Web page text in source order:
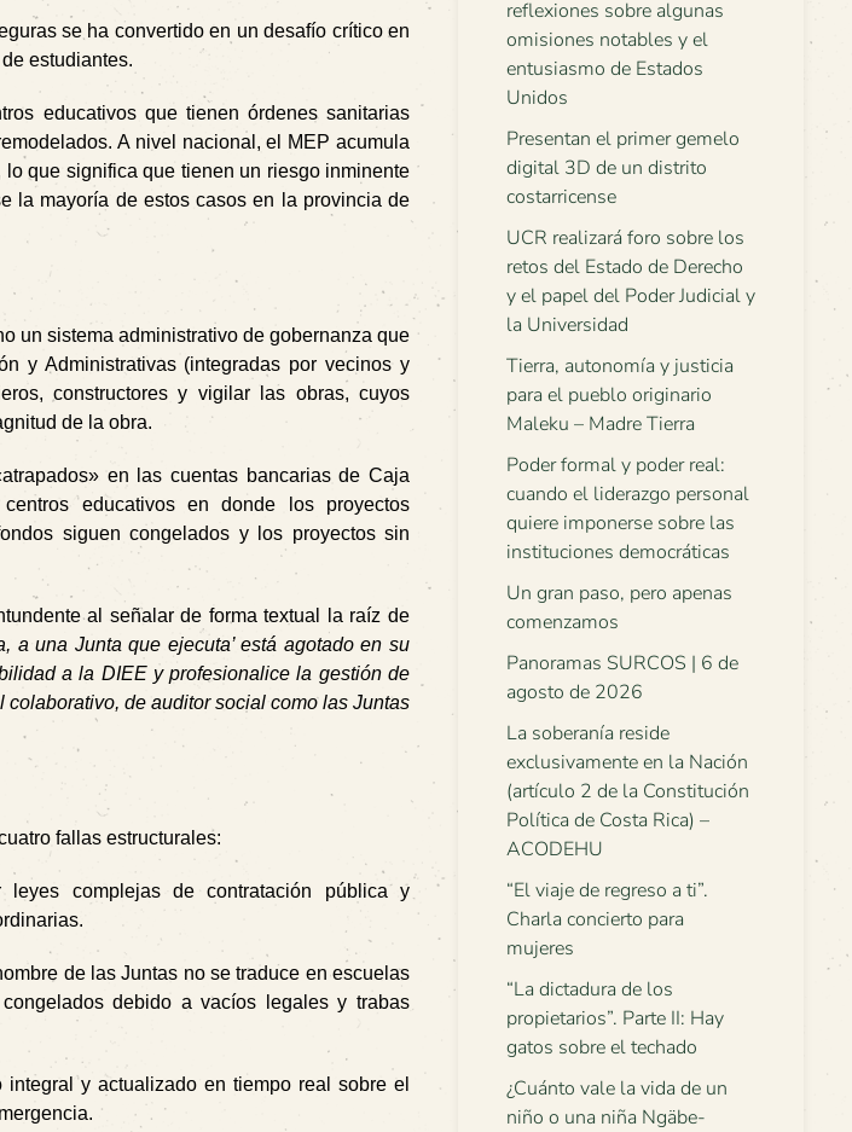
se ha convertido en un desafío crítico en
estudiantes.
educativos que tienen órdenes sanitarias
A nivel nacional, el MEP acumula
que significa que tienen un riesgo inminente
la mayoría de estos casos en la provincia de
un sistema administrativo de gobernanza que
y Administrativas (integradas por vecinos y
constructores y vigilar las obras, cuyos
de la obra.
en las cuentas bancarias de Caja
educativos en donde los proyectos
siguen congelados y los proyectos sin
al señalar de forma textual la raíz de
a una Junta que ejecuta’ está agotado en su
a la DIEE y profesionalice la gestión de
de auditor social como las Juntas
fallas estructurales:
complejas de contratación pública y
de las Juntas no se traduce en escuelas
debido a vacíos legales y trabas
y actualizado en tiempo real sobre el
reflexiones sobre algunas
omisiones notables y el
entusiasmo de Estados
Unidos
Presentan el primer gemelo
digital 3D de un distrito
costarricense
UCR realizará foro sobre los
retos del Estado de Derecho
y el papel del Poder Judicial y
la Universidad
Tierra, autonomía y justicia
para el pueblo originario
Maleku – Madre Tierra
Poder formal y poder real:
cuando el liderazgo personal
quiere imponerse sobre las
instituciones democráticas
Un gran paso, pero apenas
comenzamos
Panoramas SURCOS | 6 de
agosto de 2026
La soberanía reside
exclusivamente en la Nación
(artículo 2 de la Constitución
Política de Costa Rica) –
ACODEHU
“El viaje de regreso a ti”.
Charla concierto para
mujeres
“La dictadura de los
propietarios”. Parte II: Hay
gatos sobre el techado
¿Cuánto vale la vida de un
niño o una niña Ngäbe-